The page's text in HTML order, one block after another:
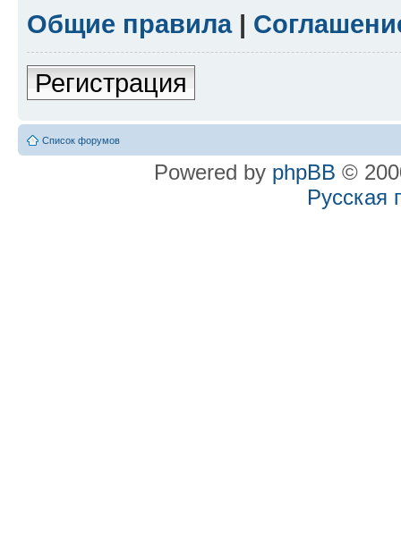
Общие правила|
Регистрация
Список форумов
Powered by phpBB ©
Русская